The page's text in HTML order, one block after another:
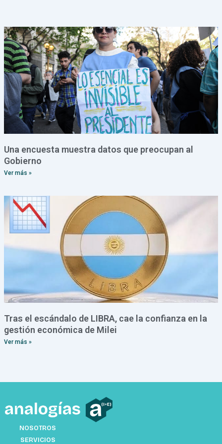
Una encuesta muestra datos que preocupan al
Gobierno
Ver más »
Tras el escándalo de LIBRA, cae la confianza en la
gestión económica de Milei
Ver más »
NOSOTROS
SERVICIOS